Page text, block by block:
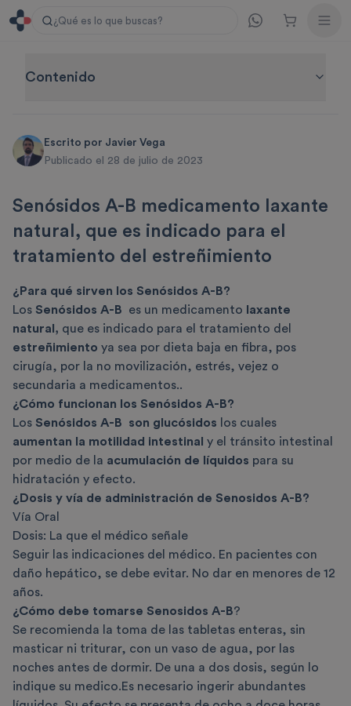
¿Qué es lo que buscas?
Contenido
Escrito por Javier Vega
Publicado el 28 de julio de 2023
Senósidos A-B medicamento laxante
natural, que es indicado para el
tratamiento del estreñimiento
¿Para qué sirven los Senósidos A-B?
Los Senósidos A-B es un medicamento laxante
natural, que es indicado para el tratamiento del
estreñimiento ya sea por dieta baja en fibra, pos
cirugía, por la no movilización, estrés, vejez o
secundaria a medicamentos..
¿Cómo funcionan los Senósidos A-B?
Los Senósidos A-B son glucósidos los cuales
aumentan la motilidad intestinal y el tránsito intestinal
por medio de la acumulación de líquidos para su
hidratación y efecto.
¿Dosis y vía de administración de Senosidos A-B?
Vía Oral
Dosis: La que el médico señale
Seguir las indicaciones del médico. En pacientes con
daño hepático, se debe evitar. No dar en menores de 12
años.
¿Cómo debe tomarse Senosidos A-B?
Se recomienda la toma de las tabletas enteras, sin
masticar ni triturar, con un vaso de agua, por las
noches antes de dormir. De una a dos dosis, según lo
indique su medico.Es necesario ingerir abundantes